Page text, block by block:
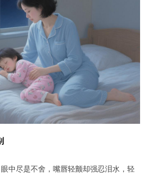
中尽是不舍，嘴唇轻颤却强忍泪水，轻